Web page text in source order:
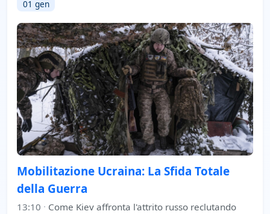
01 gen
Mobilitazione Ucraina: La Sfida Totale
della Guerra
13:10 · Come Kiev affronta l'attrito russo reclutando